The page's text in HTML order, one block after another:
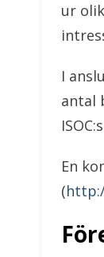
ur
I
antal
En
(